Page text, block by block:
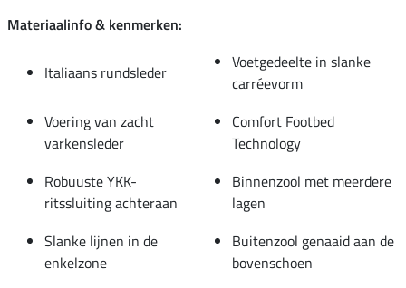
Materiaalinfo & kenmerken:
Italiaans rundsleder
Voetgedeelte in slanke
carréevorm
Voering van zacht
varkensleder
Comfort Footbed
Technology
Robuuste YKK-
ritssluiting achteraan
Binnenzool met meerdere
lagen
Slanke lijnen in de
enkelzone
Buitenzool genaaid aan de
bovenschoen